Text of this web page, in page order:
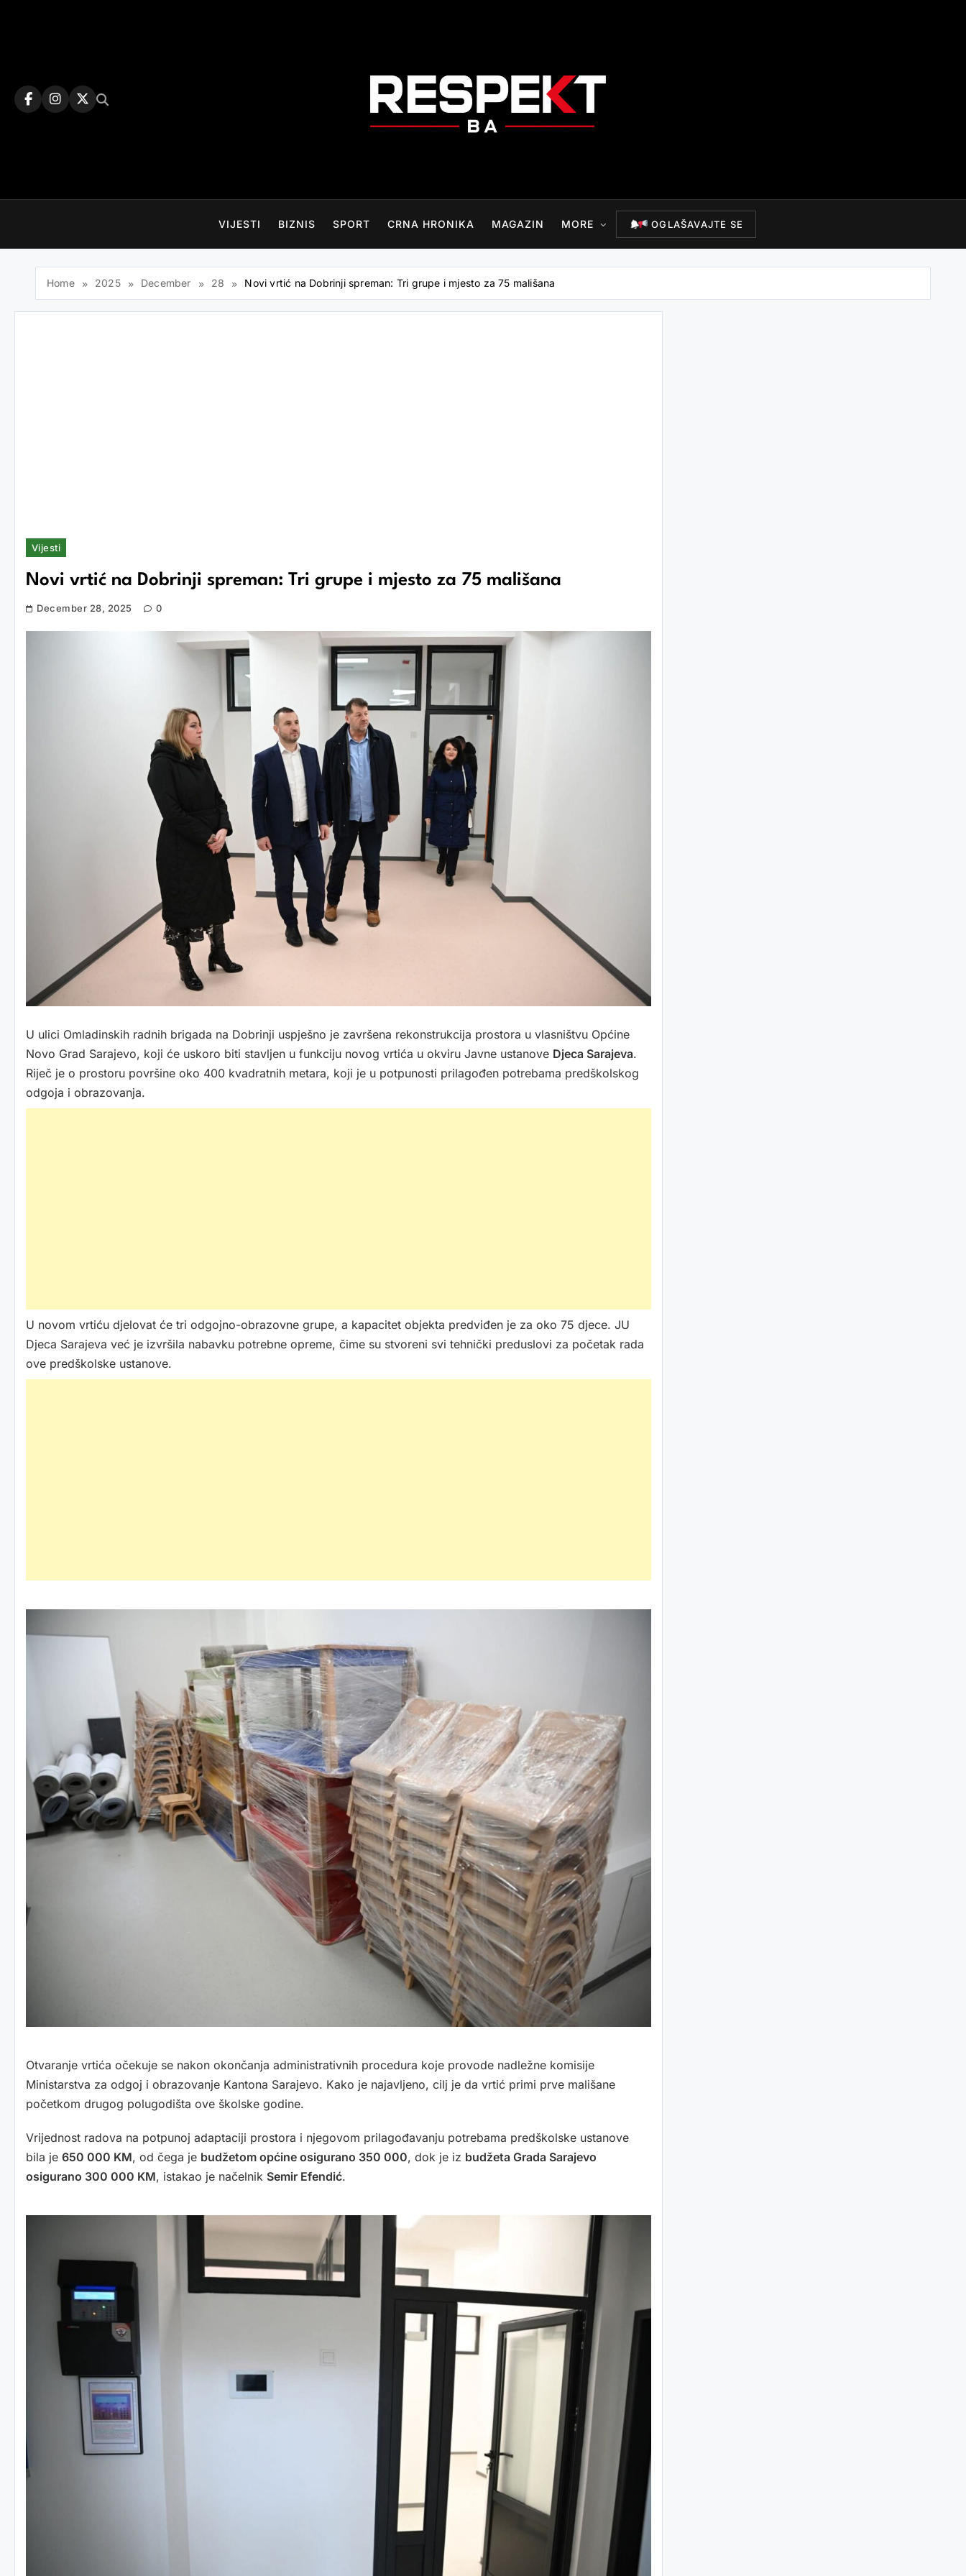
VIJESTI BIZNIS SPORT CRNA HRONIKA MAGAZIN MORE OGLAŠAVAJTE SE
Home 2025 December 28 Novi vrtić na Dobrinji spreman: Tri grupe i mjesto za 75 mališana
Vijesti
Novi vrtić na Dobrinji spreman: Tri grupe i mjesto za 75 mališana
December 28, 2025 0
U ulici Omladinskih radnih brigada na Dobrinji uspješno je završena rekonstrukcija prostora u vlasništvu Općine
Novo Grad Sarajevo, koji će uskoro biti stavljen u funkciju novog vrtića u okviru Javne ustanove Djeca Sarajeva.
Riječ je o prostoru površine oko 400 kvadratnih metara, koji je u potpunosti prilagođen potrebama predškolskog
odgoja i obrazovanja.
U novom vrtiću djelovat će tri odgojno-obrazovne grupe, a kapacitet objekta predviđen je za oko 75 djece. JU
Djeca Sarajeva već je izvršila nabavku potrebne opreme, čime su stvoreni svi tehnički preduslovi za početak rada
ove predškolske ustanove.
Otvaranje vrtića očekuje se nakon okončanja administrativnih procedura koje provode nadležne komisije
Ministarstva za odgoj i obrazovanje Kantona Sarajevo. Kako je najavljeno, cilj je da vrtić primi prve mališane
početkom drugog polugodišta ove školske godine.
Vrijednost radova na potpunoj adaptaciji prostora i njegovom prilagođavanju potrebama predškolske ustanove
bila je 650 000 KM, od čega je budžetom općine osigurano 350 000, dok je iz budžeta Grada Sarajevo
osigurano 300 000 KM, istakao je načelnik Semir Efendić.